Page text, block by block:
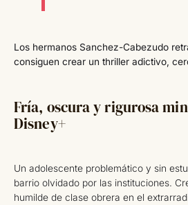
Los hermanos Sanchez-Cabezudo
consiguen crear un thriller adictivo,
Fría, oscura y rigurosa
Disney+
Un adolescente problemático y sin
barrio olvidado por las instituciones.
humilde de clase obrera en el